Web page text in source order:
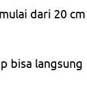
dari 20 cm
bisa langsung